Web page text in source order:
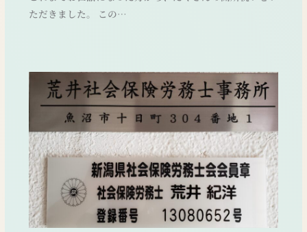
ただきました。 この…